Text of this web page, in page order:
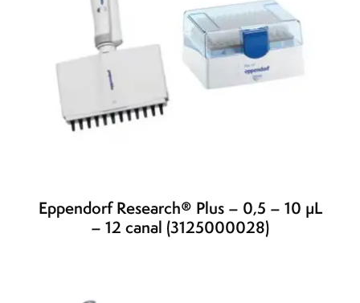
Eppendorf Research® Plus – 0,5 – 10 µL
– 12 canal (3125000028)